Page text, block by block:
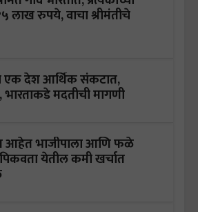
लाख रुपये, वाचा श्रीमंतीचे
एक देश आर्थिक संकटात,
भारताकडे मदतीची मागणी
आहेत भाजीपाला आणि फळे
येतील कमी खर्चात